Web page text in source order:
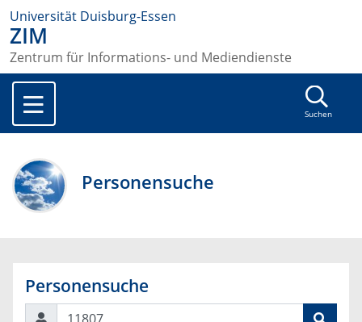
Universität Duisburg-Essen
ZIM
Zentrum für Informations- und Mediendienste
Suchen
Personensuche
Personensuche
Suchen